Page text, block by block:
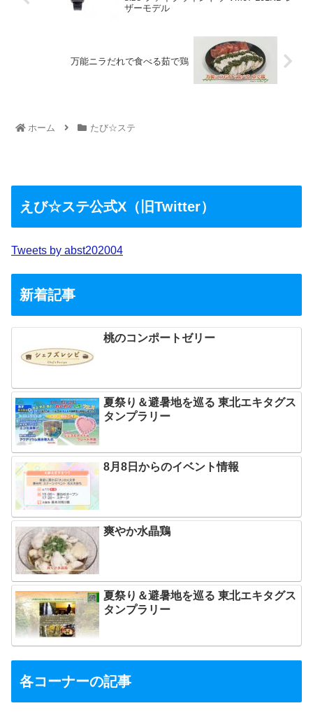
ザーモデル
万能ニラだれで食べる茹で鶏
ホーム たび☆ステ
えび☆ステ公式X（旧Twitter）
Tweets by abst202004
新着記事
桃のコンポートゼリー
夏祭り＆避暑地を巡る 東北エキタグス
タンプラリー
8月8日からのイベント情報
爽やか水晶鶏
夏祭り＆避暑地を巡る 東北エキタグス
タンプラリー
各コーナーの記事